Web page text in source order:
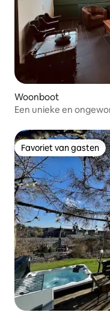
Woonboot
Een unieke en
Favoriet van gasten
Favoriet van gasten